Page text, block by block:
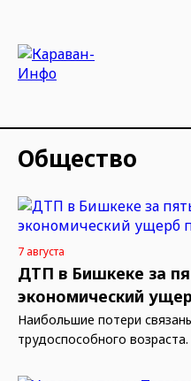
Общество
7 августа
ДТП в Бишкеке за
экономический
Наибольшие потери
трудоспособного возраста.